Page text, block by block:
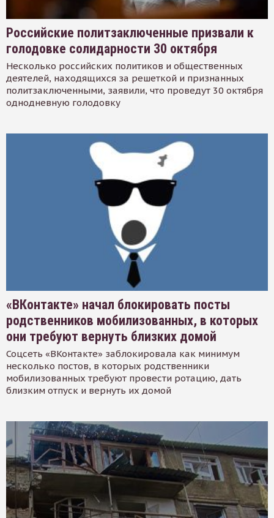
Российские политзаключенные призвали к
голодовке солидарности 30 октября
Несколько российских политиков и общественных
деятелей, находящихся за решеткой и признанных
политзаключенными, заявили, что проведут 30 октября
однодневную голодовку
«ВКонтакте» начал блокировать посты
родственников мобилизованных, в которых
они требуют вернуть близких домой
Соцсеть «ВКонтакте» заблокировала как минимум
несколько постов, в которых родственники
мобилизованных требуют провести ротацию, дать
близким отпуск и вернуть их домой